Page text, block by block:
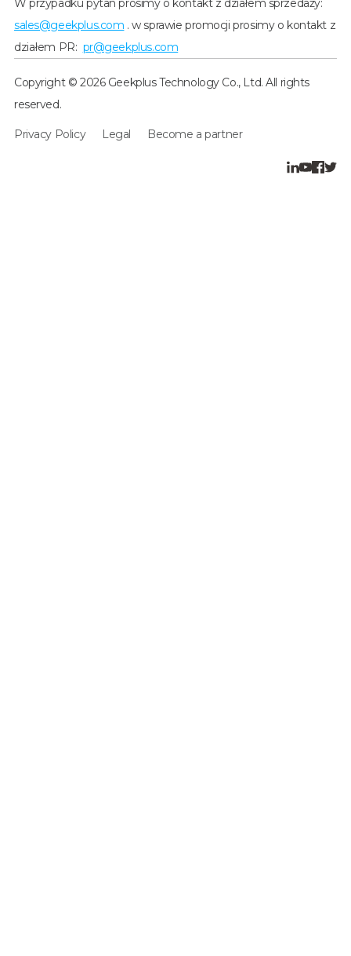
W przypadku pytań prosimy o kontakt z działem sprzedaży:
sales@geekplus.com . w sprawie promocji prosimy o kontakt z
działem PR: pr@geekplus.com
Copyright © 2026 Geekplus Technology Co., Ltd. All rights
reserved.
Privacy Policy Legal Become a partner